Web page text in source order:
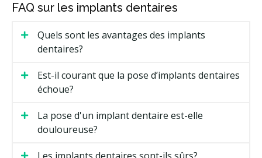
FAQ sur les implants dentaires
Quels sont les avantages des implants
dentaires?
Est-il courant que la pose d’implants dentaires
échoue?
La pose d'un implant dentaire est-elle
douloureuse?